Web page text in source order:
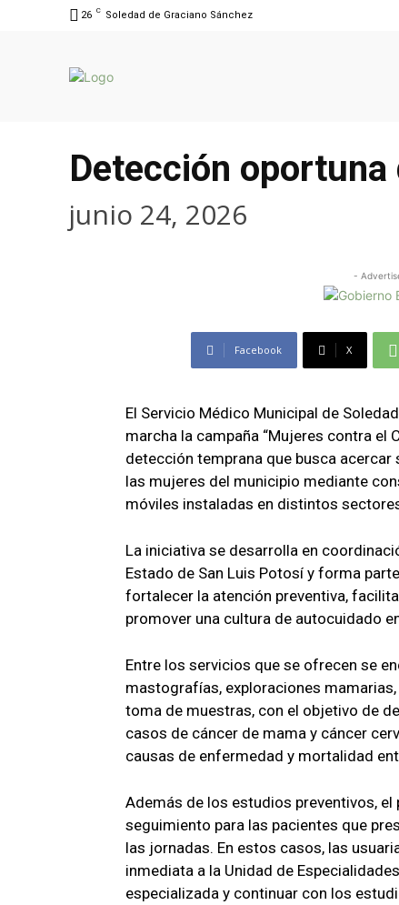
26 C Soledad de Graciano Sánchez
Detección oportuna
junio 24, 2026
-
Facebook X
El Servicio Médico Municipal de
marcha la campaña “Mujeres contra el
detección temprana que busca
las mujeres del municipio mediante
móviles instaladas en distintos
La iniciativa se desarrolla en
Estado de San Luis Potosí y forma
fortalecer la atención preventiva,
promover una cultura de autocuidado
Entre los servicios que se ofrecen se
mastografías, exploraciones
toma de muestras, con el objetivo de
casos de cáncer de mama y cáncer
causas de enfermedad y mortalidad
Además de los estudios preventivos,
seguimiento para las pacientes que
las jornadas. En estos casos, las
inmediata a la Unidad de
especializada y continuar con los